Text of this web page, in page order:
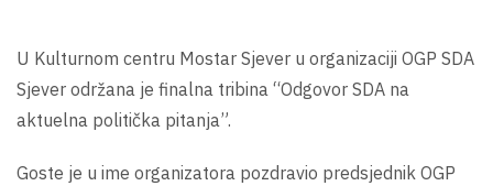
U Kulturnom centru Mostar Sjever u organizaciji OGP SDA
Sjever održana je finalna tribina “Odgovor SDA na
aktuelna politička pitanja”.
Goste je u ime organizatora pozdravio predsjednik OGP